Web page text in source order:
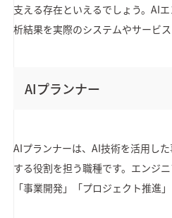
支える存在といえるでしょう。AI
析結果を実際のシステムやサービス
AIプランナー
AIプランナーは、AI技術を活用し
する役割を担う職種です。エンジ
「事業開発」「プロジェクト推進